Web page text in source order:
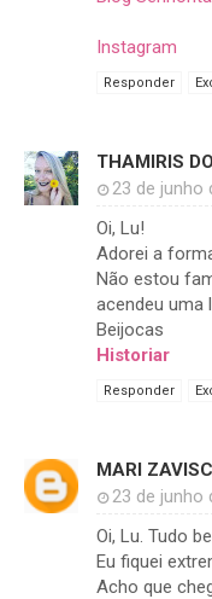
Instagram
Responder
THAMIRIS
23 de junho
Oi, Lu!
Adorei a
Não estou
acendeu uma
Beijocas
Historiar
Responder
MARI
23 de junho
Oi, Lu. Tudo
Eu fiquei
Acho que